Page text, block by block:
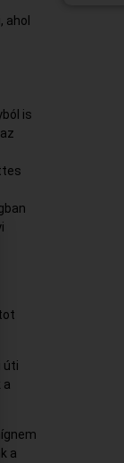
ahol
is
úti
a
a